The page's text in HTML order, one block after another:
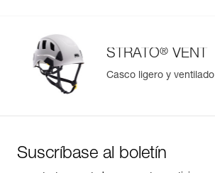
STRATO® VENT
Casco ligero y ventilado
Suscríbase al boletín